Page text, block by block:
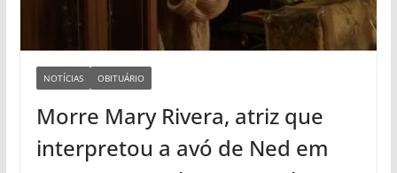
NOTÍCIAS OBITUÁRIO
Morre Mary Rivera, atriz que
interpretou a avó de Ned em